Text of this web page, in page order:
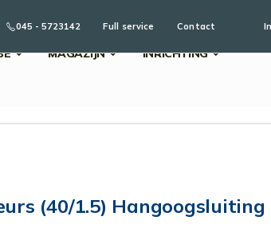
045 - 5723142 Full service Contact
MAGAZIJN INRICHTING
(40/1.5) Hangoogsluiting